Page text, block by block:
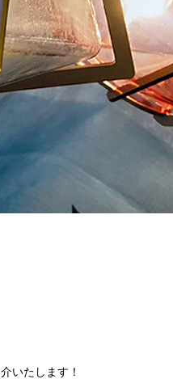
いたします！